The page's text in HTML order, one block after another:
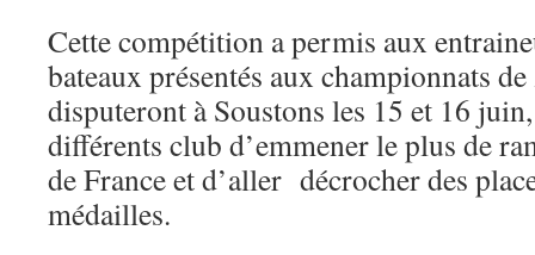
Cette compétition a permis aux
bateaux présentés aux championnats
disputeront à Soustons les 15 et 16
différents club d’emmener le plus de
de France et d’aller décrocher des
médailles.